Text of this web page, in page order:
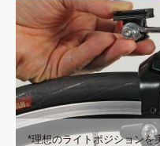
*理想のライトポジションを